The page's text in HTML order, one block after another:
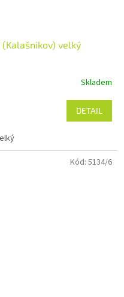
velký
Skladem
DETAIL
Kód: 5134/6